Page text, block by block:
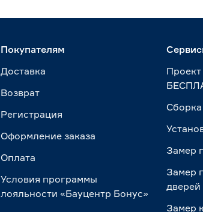
Покупателям
Доставка
Возврат
Регистрация
Оформление заказа
Оплата
Условия программы
лояльности «Бауцентр Бонус»
Сборка
Замер
Замер
дверей
Замер